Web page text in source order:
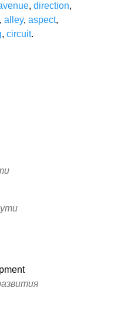
, direction,
, alley, aspect,
, circuit.